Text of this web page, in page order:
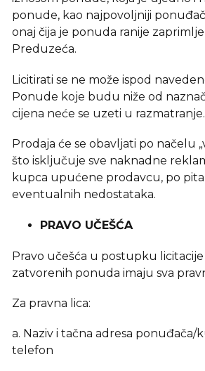
ponude, kao najpovoljniji
onaj čija je ponuda ranije
Preduzeća.
Licitirati se ne može ispod
Ponude koje budu niže od
cijena neće se uzeti u razmatranje.
Prodaja će se obavljati po načelu
što isključuje sve naknadne
kupca upućene prodavcu, po
eventualnih nedostataka.
PRAVO UČEŠĆA
Pravo učešća u postupku
zatvorenih ponuda imaju sva
Za pravna lica:
a. Naziv i tačna adresa ponuđača/
telefon